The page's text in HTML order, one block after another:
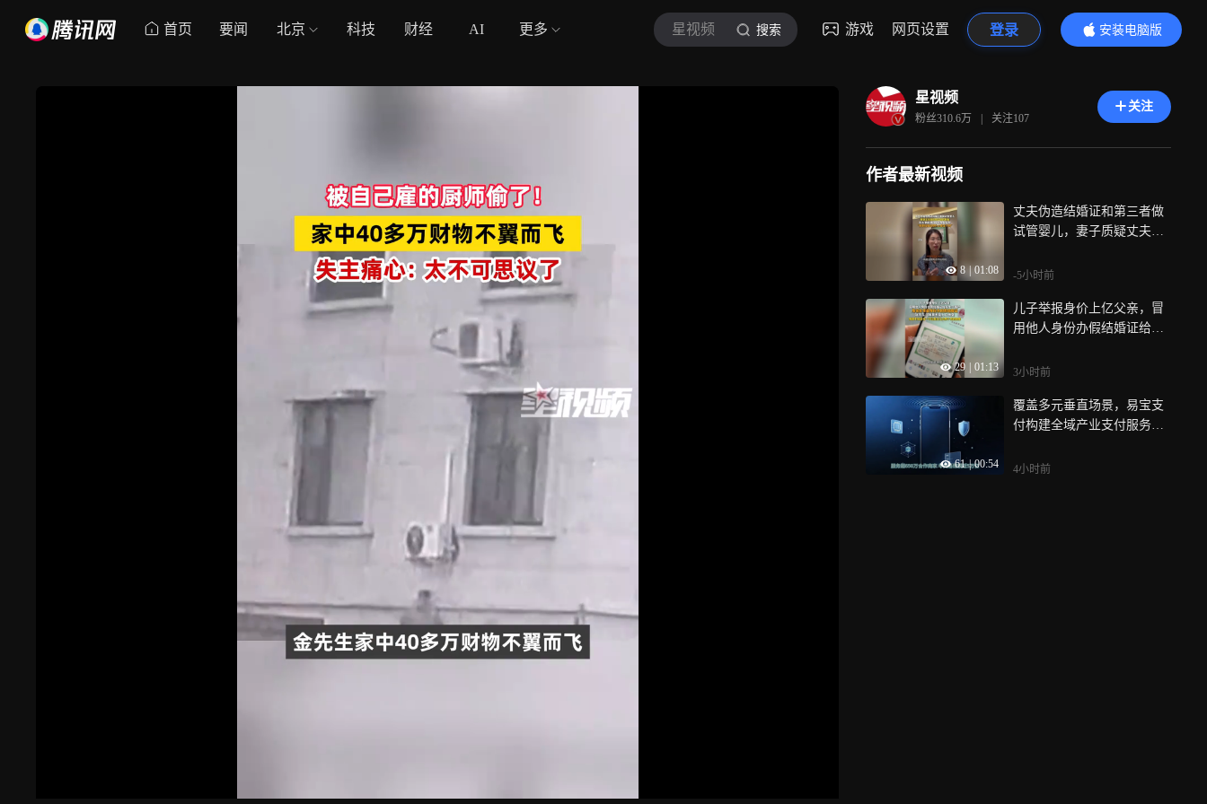
首页 要闻 北京 科技 财经 AI 更多 星视频 搜索 游戏 网页设置 登录
安装电脑版
内容更精彩
星视频
粉丝310.6万 | 关注107
关注
作者最新视频
8 01:08
丈夫伪造结婚证和第三者做
试管婴儿，妻子质疑丈夫回
-5小时前
29 01:13
儿子举报身价上亿父亲，冒
用他人身份办假结婚证给私
3小时前
61 | 00:54
覆盖多元垂直场景，易宝支
付构建全域产业支付服务体
4小时前